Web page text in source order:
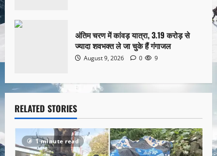
अंतिम चरण में कांवड़ यात्रा, 3.19 करोड़ से
ज्यादा शवभक्त ले जा चुके हैं गंगाजल
August 9, 2026 0 9
RELATED STORIES
1 minute read